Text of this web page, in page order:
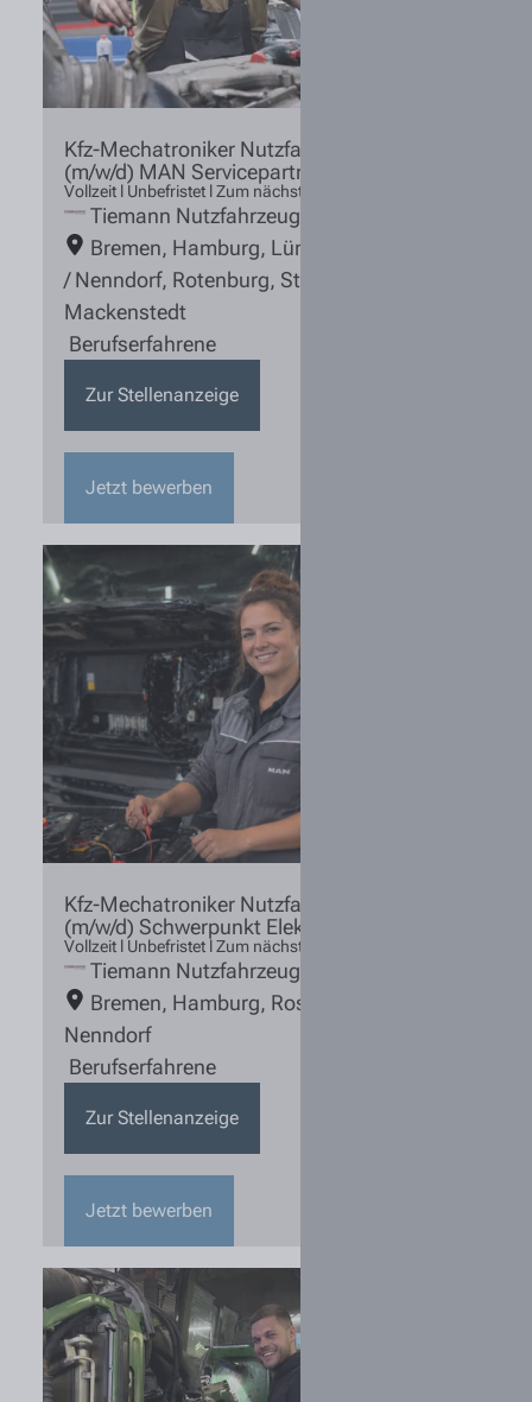
Kfz-Mechatroniker Nutzfahrzeugtechnik
(m/w/d) MAN Servicepartner
Vollzeit l Unbefristet l Zum nächstmöglichen Zeitpunkt
Tiemann Nutzfahrzeuge
Bremen, Hamburg, Lüneburg
/ Nenndorf, Rotenburg, Stuhr / Groß
Mackenstedt
Berufserfahrene
Zur Stellenanzeige
Jetzt bewerben
Kfz-Mechatroniker Nutzfahrzeugtechnik
(m/w/d) Schwerpunkt Elektrik
Vollzeit l Unbefristet l Zum nächstmöglichen Zeitpunkt
Tiemann Nutzfahrzeuge
Bremen, Hamburg, Rosengarten /
Nenndorf
Berufserfahrene
Zur Stellenanzeige
Jetzt bewerben